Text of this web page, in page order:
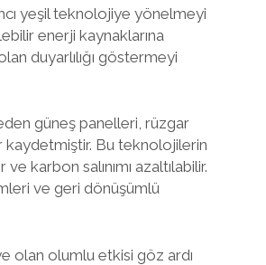
yeşil teknolojiye yönelmeyi
enerji kaynaklarına
duyarlılığı göstermeyi
güneş panelleri, rüzgar
Bu teknolojilerin
karbon salınımı azaltılabilir.
ve geri dönüşümlü
olan olumlu etkisi göz ardı